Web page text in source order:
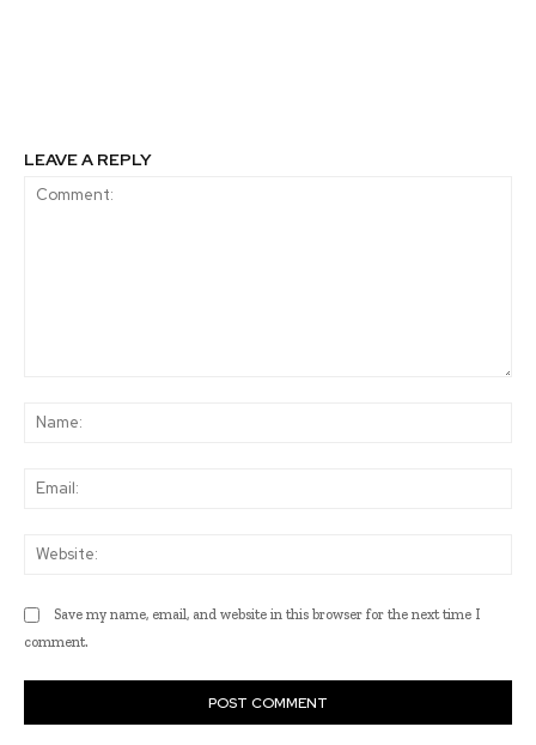
LEAVE A REPLY
Save my name, email, and website in this browser for the next time I
comment.